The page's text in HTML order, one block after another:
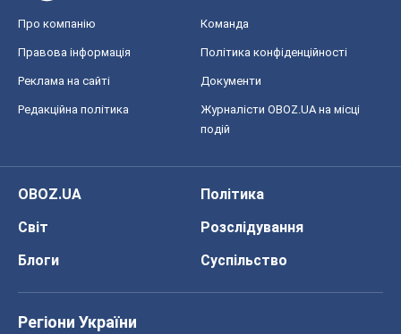
Про компанію Команда
Правова інформація Політика конфіденційності
Реклама на сайті Документи
Редакційна політика
Журналісти OBOZ.UA на місці
подій
OBOZ.UA
Політика
Світ
Розслідування
Блоги
Суспільство
Регіони України